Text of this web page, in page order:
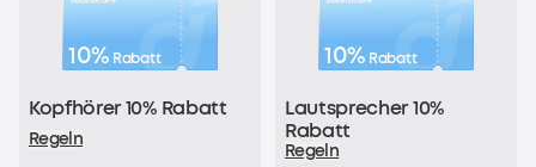
Für jeden Einkauf erhältst du
1€ = 1 soundcoreCredit
10% Rabatt
Kopfhörer 10% Rabatt
Regeln
10% Rabatt
Lautsprecher 10%
Rabatt
Regeln